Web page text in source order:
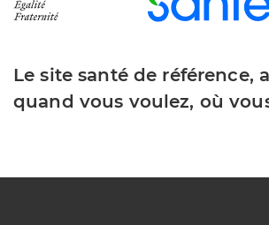
Le site santé de référence,
quand vous voulez, où